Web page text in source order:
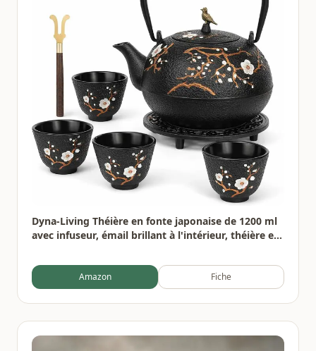
Dyna-Living Théière en fonte japonaise de 1200 ml
avec infuseur, émail brillant à l'intérieur, théière en
en fer pour cuisinière
Amazon Fiche